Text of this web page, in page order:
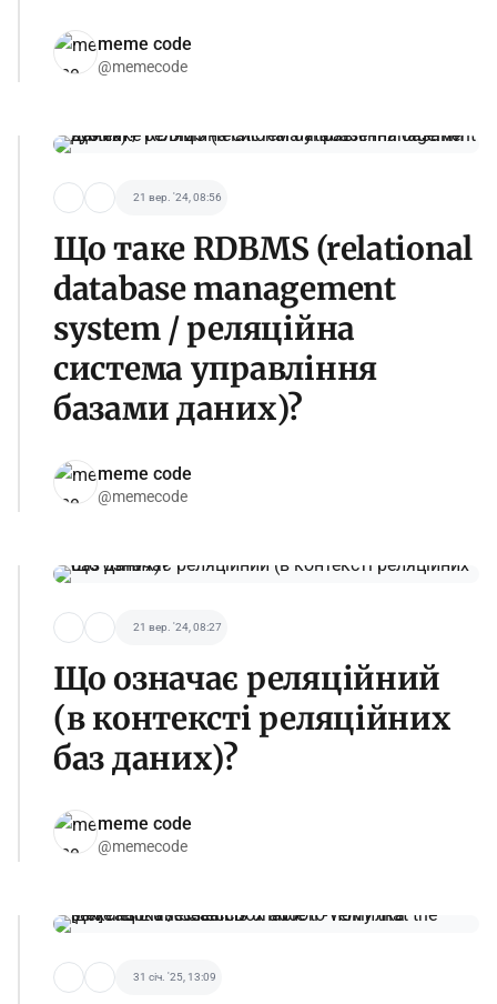
meme code
@memecode
21 вер. '24, 08:56
Що таке RDBMS (relational
database management
system / реляційна
система управління
базами даних)?
meme code
@memecode
21 вер. '24, 08:27
Що означає реляційний
(в контексті реляційних
баз даних)?
meme code
@memecode
31 січ. '25, 13:09